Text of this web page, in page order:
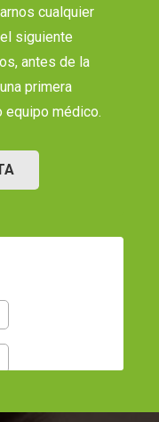
cualquier
siguiente
antes de la
primera
equipo médico.